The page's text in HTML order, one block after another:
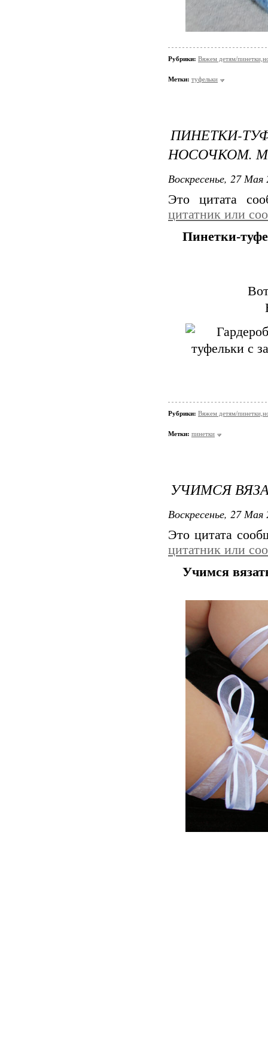
Рубрики: Вяжем детям/
Метки: туфельки
НОСОЧКОМ.
Воскресенье, 27
Это цитата
цитатник или
Пинетки-
Рубрики: Вяжем детям/
Метки: пинетки
УЧИМСЯ
Воскресенье, 27
Это цитата
цитатник или
Учимся